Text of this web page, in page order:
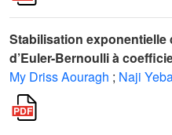
Stabilisation exponentielle
d’Euler-Bernoulli à
My Driss Aouragh ; Naji